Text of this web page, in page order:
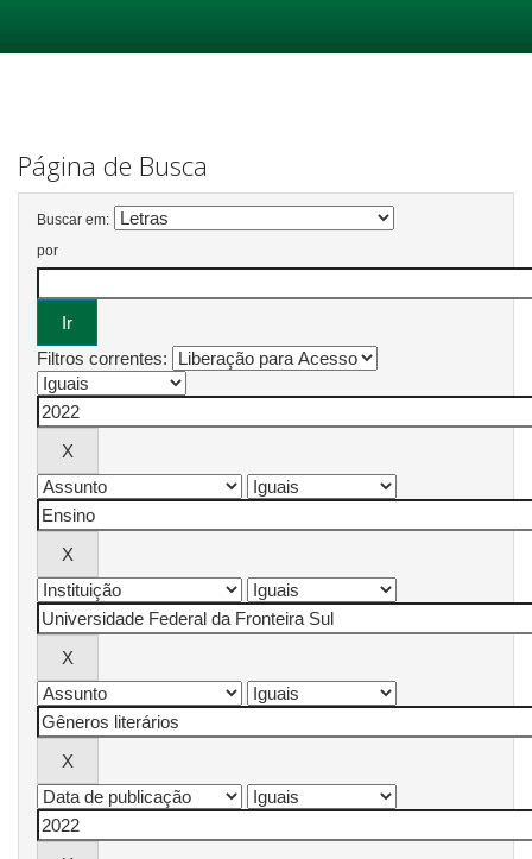
Página de Busca
Buscar em:
por
Filtros correntes: